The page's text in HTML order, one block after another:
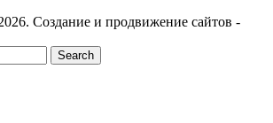
Создание и продвижение сайтов -
Search